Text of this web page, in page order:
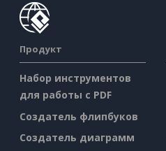
Продукт
Набор инструментов
для работы с PDF
Создатель флипбуков
Создатель диаграмм